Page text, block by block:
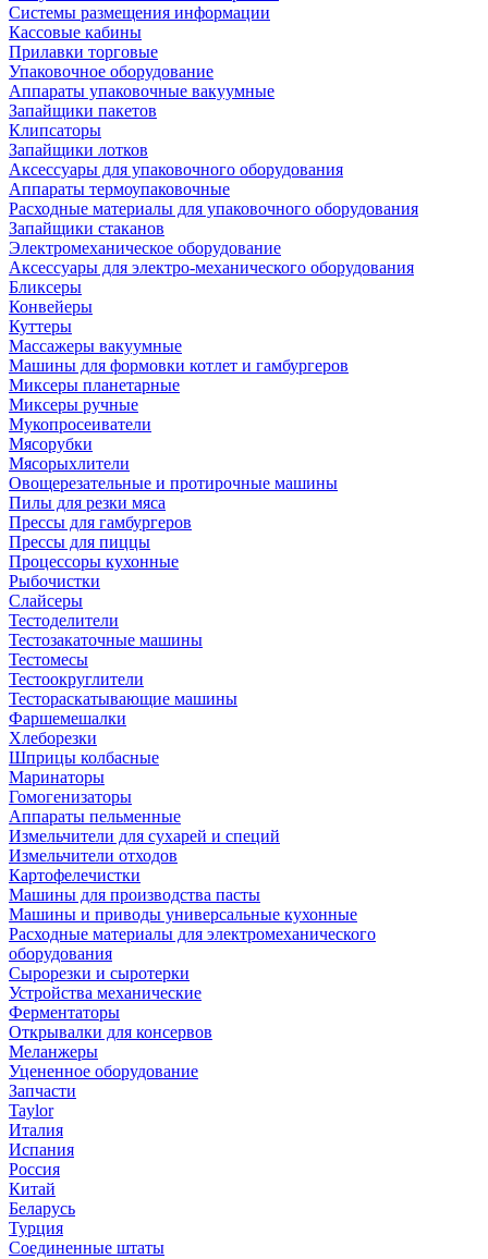
Системы размещения информации
Кассовые кабины
Прилавки торговые
Упаковочное оборудование
Аппараты упаковочные вакуумные
Запайщики пакетов
Клипсаторы
Запайщики лотков
Аксессуары для упаковочного оборудования
Аппараты термоупаковочные
Расходные материалы для упаковочного оборудования
Запайщики стаканов
Электромеханическое оборудование
Аксессуары для электро-механического оборудования
Бликсеры
Конвейеры
Куттеры
Массажеры вакуумные
Машины для формовки котлет и гамбургеров
Миксеры планетарные
Миксеры ручные
Мукопросеиватели
Мясорубки
Мясорыхлители
Овощерезательные и протирочные машины
Пилы для резки мяса
Прессы для гамбургеров
Прессы для пиццы
Процессоры кухонные
Рыбочистки
Слайсеры
Тестоделители
Тестозакаточные машины
Тестомесы
Тестоокруглители
Тестораскатывающие машины
Фаршемешалки
Хлеборезки
Шприцы колбасные
Маринаторы
Гомогенизаторы
Аппараты пельменные
Измельчители для сухарей и специй
Измельчители отходов
Картофелечистки
Машины для производства пасты
Машины и приводы универсальные кухонные
Расходные материалы для электромеханического
оборудования
Сырорезки и сыротерки
Устройства механические
Ферментаторы
Открывалки для консервов
Меланжеры
Уцененное оборудование
Запчасти
Taylor
Италия
Испания
Россия
Китай
Беларусь
Турция
Соединенные штаты